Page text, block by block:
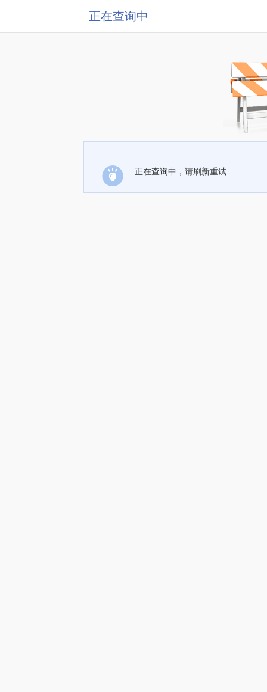
正在查询中
正在查询中，请刷新重试